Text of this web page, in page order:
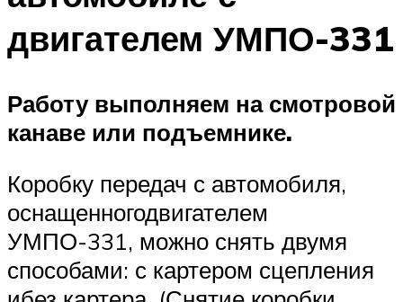
двигателем УМПО-331
Работу выполняем на смотровой
канаве или подъемнике.
Коробку передач с автомобиля,
оснащенногодвигателем
УМПО-331, можно снять двумя
способами: с картером сцепления